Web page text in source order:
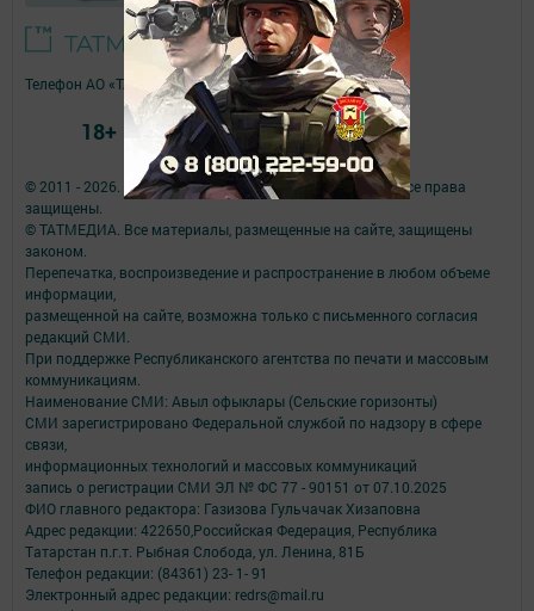
© 2011 - 2026. Авыл офыклары (Сельские горизонты). Все права
защищены.
© ТАТМЕДИА. Все материалы, размещенные на сайте, защищены
законом.
Перепечатка, воспроизведение и распространение в любом объеме
информации,
размещенной на сайте, возможна только с письменного согласия
редакций СМИ.
При поддержке Республиканского агентства по печати и массовым
коммуникациям.
Наименование СМИ: Авыл офыклары (Сельские горизонты)
СМИ зарегистрировано Федеральной службой по надзору в сфере
связи,
информационных технологий и массовых коммуникаций
запись о регистрации СМИ ЭЛ № ФС 77 - 90151 от 07.10.2025
ФИО главного редактора: Газизова Гульчачак Хизаповна
Адрес редакции: 422650,Российская Федерация, Республика
Татарстан п.г.т. Рыбная Слобода, ул. Ленина, 81Б
Телефон редакции: (84361) 23- 1- 91
Электронный адрес редакции: redrs@mail.ru
Телефон АО «ТАТМЕДИА»:(843) 222 09 84
18+